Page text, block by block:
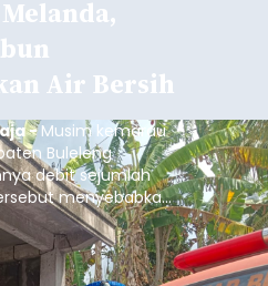
Air Bersih
-Musim kemarau
Buleleng
debit sejumlah
menyebabkan
mengalami
terutama
mandi, cuci, dan